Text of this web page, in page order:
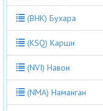
(BHK) Бухара
(KSQ) Карши
(NVI) Навои
(NMA) Наманган